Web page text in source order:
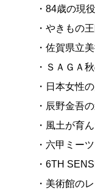
・84歳の現
・やきもの
・佐賀県立
・ＳＡＧＡ
・日本女性
・辰野金吾
・風土が育
・六甲ミー
・6TH
・美術館の